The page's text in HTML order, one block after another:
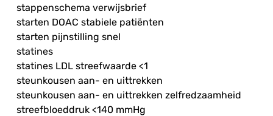
stappenschema verwijsbrief
starten DOAC stabiele patiënten
starten pijnstilling snel
statines
statines LDL streefwaarde <1
steunkousen aan- en uittrekken
steunkousen aan- en uittrekken zelfredzaamheid
streefbloeddruk <140 mmHg